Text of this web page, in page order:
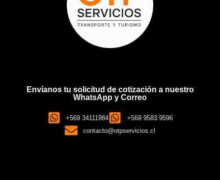
Envíanos tu solicitud de cotización a nuestro
WhatsApp y Correo
+569 34111984
+569 9583 9596
contacto@otpservicios.cl